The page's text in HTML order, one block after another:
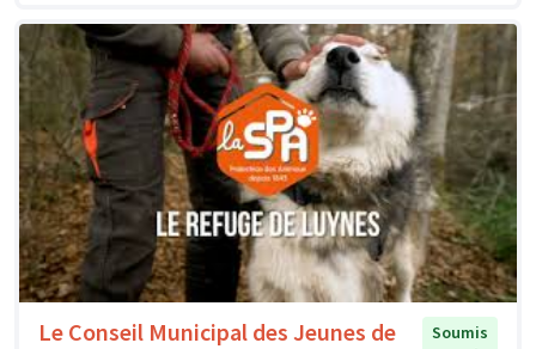
Le Conseil Municipal des Jeunes de
Soumis